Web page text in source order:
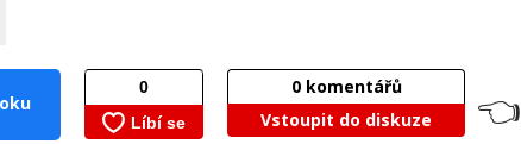
0komentářů
Vstoupit do diskuze
👈